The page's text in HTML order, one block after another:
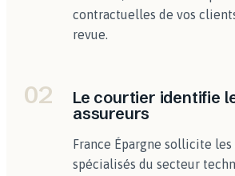
contractuelles de vos
revue.
02
Le courtier identifie
assureurs
France Épargne sollicite les
spécialisés du secteur